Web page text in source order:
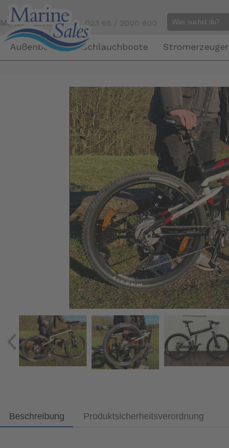
Mensch gefällig?Tel. 023 65 / 2000 800
Außenborder Schlauchboote Stromerzeuger
Beschreibung Produktsicherheitsverordnung